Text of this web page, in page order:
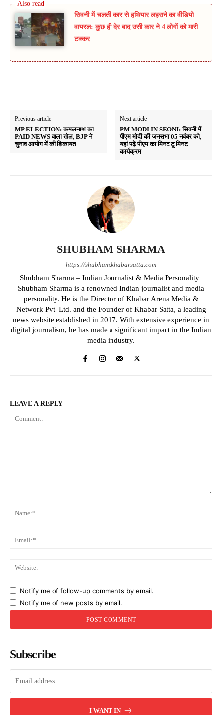
सिवनी में चलती कार से हथियार लहराने का वीडियो
वायरल: कुछ ही देर बाद उसी कार ने 4 लोगों को मारी
टक्कर
Previous article
MP ELECTION: कमलनाथ का
PAID NEWS वाला खेल, BJP ने
चुनाव आयोग में की शिकायत
Next article
PM MODI IN SEONI: सिवनी में
पीएम मोदी की जनसभा 05 नवंबर को,
यहां पढ़ें पीएम का मिनट टू मिनट
कार्यक्रम
SHUBHAM SHARMA
https://shubham.khabarsatta.com
Shubham Sharma – Indian Journalist & Media Personality |
Shubham Sharma is a renowned Indian journalist and media
personality. He is the Director of Khabar Arena Media &
Network Pvt. Ltd. and the Founder of Khabar Satta, a leading
news website established in 2017. With extensive experience in
digital journalism, he has made a significant impact in the Indian
media industry.
LEAVE A REPLY
Notify me of follow-up comments by email.
Notify me of new posts by email.
Subscribe
I WANT IN